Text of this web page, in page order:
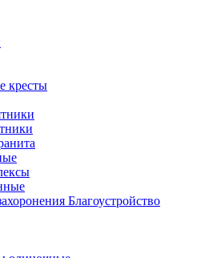
кресты
Благоустройство